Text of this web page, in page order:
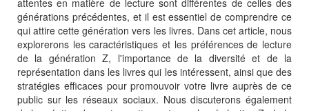
générations précédentes, et il est essentiel de comprendre ce
qui attire cette génération vers les livres. Dans cet article, nous
explorerons les caractéristiques et les préférences de lecture
de la génération Z, l'importance de la diversité et de la
représentation dans les livres qui les intéressent, ainsi que des
stratégies efficaces pour promouvoir votre livre auprès de ce
public sur les réseaux sociaux. Nous discuterons également